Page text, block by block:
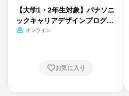
【大学1・2年生対象】パナソニ
ックキャリアデザインプログラ
ム
オンライン
お気に入り